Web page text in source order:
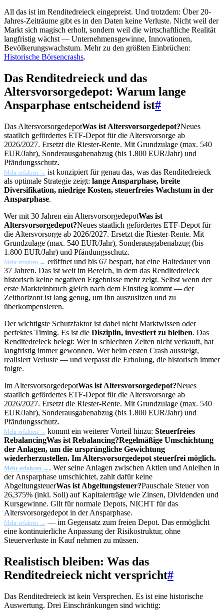
All das ist im Renditedreieck eingepreist. Und trotzdem: Über 20-
Jahres-Zeiträume gibt es in den Daten keine Verluste. Nicht weil der
Markt sich magisch erholt, sondern weil die wirtschaftliche Realität
langfristig wächst — Unternehmensgewinne, Innovationen,
Bevölkerungswachstum. Mehr zu den größten Einbrüchen:
Historische Börsencrashs.
Das Renditedreieck und das
Altersvorsorgedepot: Warum lange
Ansparphase entscheidend ist#
Das AltersvorsorgedepotWas ist Altersvorsorgedepot?Neues
staatlich gefördertes ETF-Depot für die Altersvorsorge ab
2026/2027. Ersetzt die Riester-Rente. Mit Grundzulage (max. 540
EUR/Jahr), Sonderausgabenabzug (bis 1.800 EUR/Jahr) und
Pfändungsschutz.
Mehr erfahren → ist konzipiert für genau das, was das Renditedreieck
als optimale Strategie zeigt: lange Ansparphase, breite
Diversifikation, niedrige Kosten, steuerfreies Wachstum in der
Ansparphase.
Wer mit 30 Jahren ein AltersvorsorgedepotWas ist
Altersvorsorgedepot?Neues staatlich gefördertes ETF-Depot für
die Altersvorsorge ab 2026/2027. Ersetzt die Riester-Rente. Mit
Grundzulage (max. 540 EUR/Jahr), Sonderausgabenabzug (bis
1.800 EUR/Jahr) und Pfändungsschutz.
Mehr erfahren → eröffnet und bis 67 bespart, hat eine Haltedauer von
37 Jahren. Das ist weit im Bereich, in dem das Renditedreieck
historisch keine negativen Ergebnisse mehr zeigt. Selbst wenn der
erste Markteinbruch gleich nach dem Einstieg kommt — der
Zeithorizont ist lang genug, um ihn auszusitzen und zu
überkompensieren.
Der wichtigste Schutzfaktor ist dabei nicht Marktwissen oder
perfektes Timing. Es ist die Disziplin, investiert zu bleiben. Das
Renditedreieck belegt: Wer in schlechten Zeiten nicht verkauft, hat
langfristig immer gewonnen. Wer beim ersten Crash aussteigt,
realisiert Verluste — und verpasst die Erholung, die historisch immer
folgte.
Im AltersvorsorgedepotWas ist Altersvorsorgedepot?Neues
staatlich gefördertes ETF-Depot für die Altersvorsorge ab
2026/2027. Ersetzt die Riester-Rente. Mit Grundzulage (max. 540
EUR/Jahr), Sonderausgabenabzug (bis 1.800 EUR/Jahr) und
Pfändungsschutz.
Mehr erfahren → kommt ein weiterer Vorteil hinzu: Steuerfreies
RebalancingWas ist Rebalancing?Regelmäßige Umschichtung
der Anlagen, um die ursprüngliche Gewichtung
wiederherzustellen. Im Altersvorsorgedepot steuerfrei möglich.
Mehr erfahren → . Wer seine Anlagen zwischen Aktien und Anleihen in
der Ansparphase umschichtet, zahlt dafür keine
AbgeltungsteuerWas ist Abgeltungsteuer?Pauschale Steuer von
26,375% (inkl. Soli) auf Kapitalerträge wie Zinsen, Dividenden und
Kursgewinne. Gilt für normale Depots, NICHT für das
Altersvorsorgedepot in der Ansparphase.
Mehr erfahren → — im Gegensatz zum freien Depot. Das ermöglicht
eine kontinuierliche Anpassung der Risikostruktur, ohne
Steuerverluste in Kauf nehmen zu müssen.
Realistisch bleiben: Was das
Renditedreieck nicht verspricht#
Das Renditedreieck ist kein Versprechen. Es ist eine historische
Auswertung. Drei Einschränkungen sind wichtig: